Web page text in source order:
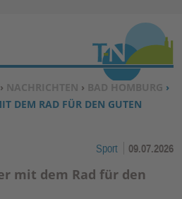
springen ↓
› NACHRICHTEN › BAD HOMBURG ›
DEM RAD FÜR DEN GUTEN
Sport 09.07.2026
mit dem Rad für den